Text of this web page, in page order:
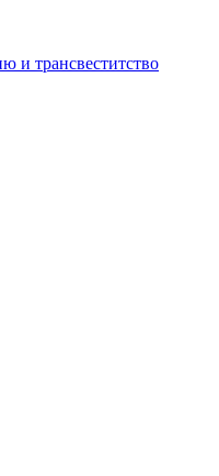
и трансвеститство